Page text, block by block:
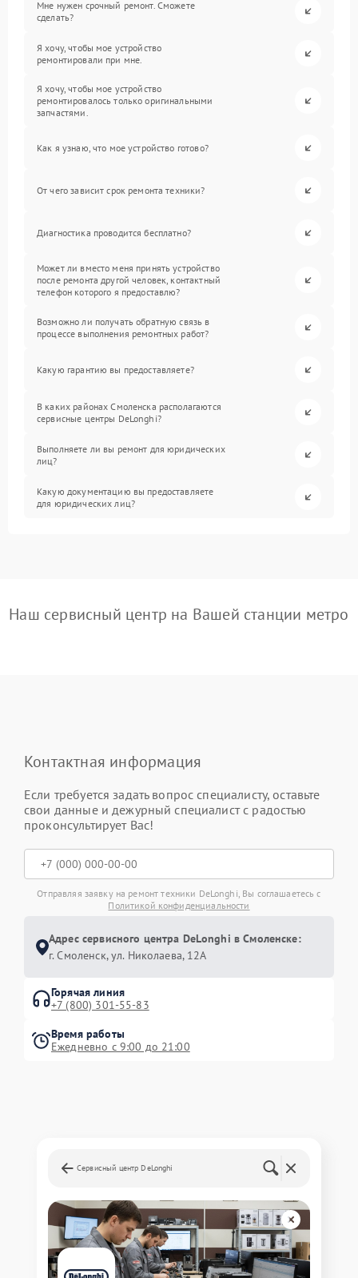
Мне нужен срочный ремонт. Сможете
сделать?
Я хочу, чтобы мое устройство
ремонтировали при мне.
Я хочу, чтобы мое устройство
ремонтировалось только оригинальными
запчастями.
Как я узнаю, что мое устройство готово?
От чего зависит срок ремонта техники?
Диагностика проводится бесплатно?
Может ли вместо меня принять устройство
после ремонта другой человек, контактный
телефон которого я предоставлю?
Возможно ли получать обратную связь в
процессе выполнения ремонтных работ?
Какую гарантию вы предоставляете?
В каких районах Смоленска располагаются
сервисные центры DeLonghi?
Выполняете ли вы ремонт для юридических
лиц?
Какую документацию вы предоставляете
для юридических лиц?
Наш сервисный центр на Вашей станции метро
Контактная информация
Если требуется задать вопрос специалисту, оставьте
свои данные и дежурный специалист с радостью
проконсультирует Вас!
Отправляя заявку на ремонт техники DeLonghi, Вы соглашаетесь с
Политикой конфиденциальности
Адрес сервисного центра DeLonghi в Смоленске:
г. Смоленск, ул. Николаева, 12А
Горячая линия
+7 (800) 301-55-83
Время работы
Ежедневно с 9:00 до 21:00
Сервисный центр DeLonghi